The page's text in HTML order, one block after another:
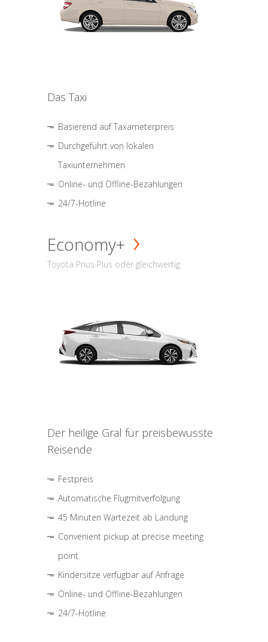
Das Taxi
Basierend auf Taxameterpreis
Durchgeführt von lokalen
Taxiunternehmen
Online- und Offline-Bezahlungen
24/7-Hotline
Economy+
Toyota Prius Plus oder gleichwertig
Der heilige Gral für preisbewusste
Reisende
Festpreis
Automatische Flugmitverfolgung
45 Minuten Wartezeit ab Landung
Convenient pickup at precise meeting
point
Kindersitze verfügbar auf Anfrage
Online- und Offline-Bezahlungen
24/7-Hotline